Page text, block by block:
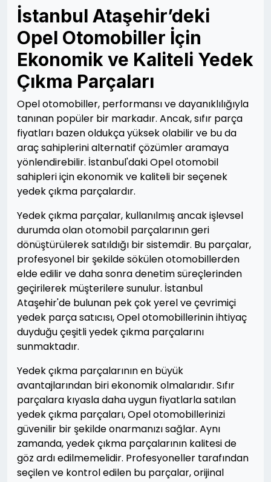
İstanbul Ataşehir’deki
Opel Otomobiller İçin
Ekonomik ve Kaliteli Yedek
Çıkma Parçaları
Opel otomobiller, performansı ve dayanıklılığıyla
tanınan popüler bir markadır. Ancak, sıfır parça
fiyatları bazen oldukça yüksek olabilir ve bu da
araç sahiplerini alternatif çözümler aramaya
yönlendirebilir. İstanbul'daki Opel otomobil
sahipleri için ekonomik ve kaliteli bir seçenek
yedek çıkma parçalardır.
Yedek çıkma parçalar, kullanılmış ancak işlevsel
durumda olan otomobil parçalarının geri
dönüştürülerek satıldığı bir sistemdir. Bu parçalar,
profesyonel bir şekilde sökülen otomobillerden
elde edilir ve daha sonra denetim süreçlerinden
geçirilerek müşterilere sunulur. İstanbul
Ataşehir'de bulunan pek çok yerel ve çevrimiçi
yedek parça satıcısı, Opel otomobillerinin ihtiyaç
duyduğu çeşitli yedek çıkma parçalarını
sunmaktadır.
Yedek çıkma parçalarının en büyük
avantajlarından biri ekonomik olmalarıdır. Sıfır
parçalara kıyasla daha uygun fiyatlarla satılan
yedek çıkma parçaları, Opel otomobillerinizi
güvenilir bir şekilde onarmanızı sağlar. Aynı
zamanda, yedek çıkma parçalarının kalitesi de
göz ardı edilmemelidir. Profesyoneller tarafından
seçilen ve kontrol edilen bu parçalar, orijinal